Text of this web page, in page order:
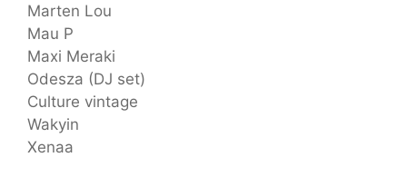
Marten Lou
Mau P
Maxi Meraki
Odesza (DJ set)
Culture vintage
Wakyin
Xenaa